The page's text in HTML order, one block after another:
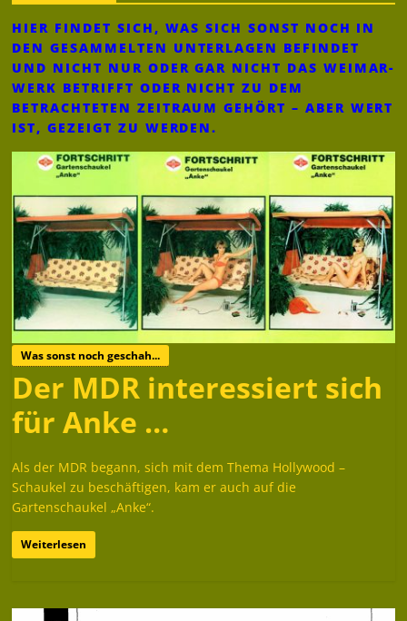
HIER FINDET SICH, WAS SICH SONST NOCH IN
DEN GESAMMELTEN UNTERLAGEN BEFINDET
UND NICHT NUR ODER GAR NICHT DAS WEIMAR-
WERK BETRIFFT ODER NICHT ZU DEM
BETRACHTETEN ZEITRAUM GEHÖRT – ABER WERT
IST, GEZEIGT ZU WERDEN.
Was sonst noch geschah...
Der MDR interessiert sich
für Anke …
Als der MDR begann, sich mit dem Thema Hollywood –
Schaukel zu beschäftigen, kam er auch auf die
Gartenschaukel „Anke“.
Weiterlesen